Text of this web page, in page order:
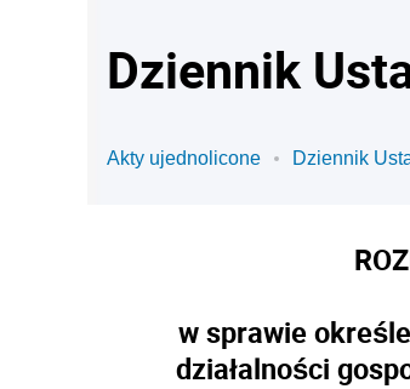
Dziennik
Akty ujednolicone Dziennik
w sprawie
działalności